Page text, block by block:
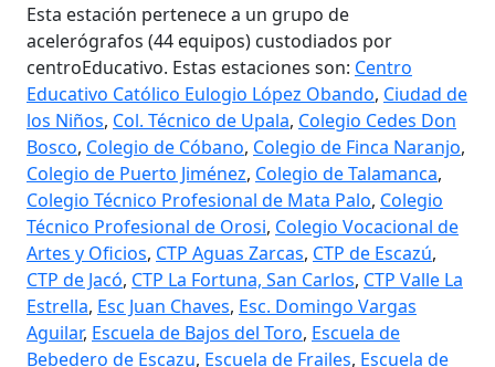
Esta estación pertenece a un grupo de
acelerógrafos (44 equipos) custodiados por
centroEducativo. Estas estaciones son: Centro
Educativo Católico Eulogio López Obando, Ciudad de
los Niños, Col. Técnico de Upala, Colegio Cedes Don
Bosco, Colegio de Cóbano, Colegio de Finca Naranjo,
Colegio de Puerto Jiménez, Colegio de Talamanca,
Colegio Técnico Profesional de Mata Palo, Colegio
Técnico Profesional de Orosi, Colegio Vocacional de
Artes y Oficios, CTP Aguas Zarcas, CTP de Escazú,
CTP de Jacó, CTP La Fortuna, San Carlos, CTP Valle La
Estrella, Esc Juan Chaves, Esc. Domingo Vargas
Aguilar, Escuela de Bajos del Toro, Escuela de
Bebedero de Escazu, Escuela de Frailes, Escuela de